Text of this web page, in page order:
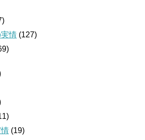
情 (127)
(19)